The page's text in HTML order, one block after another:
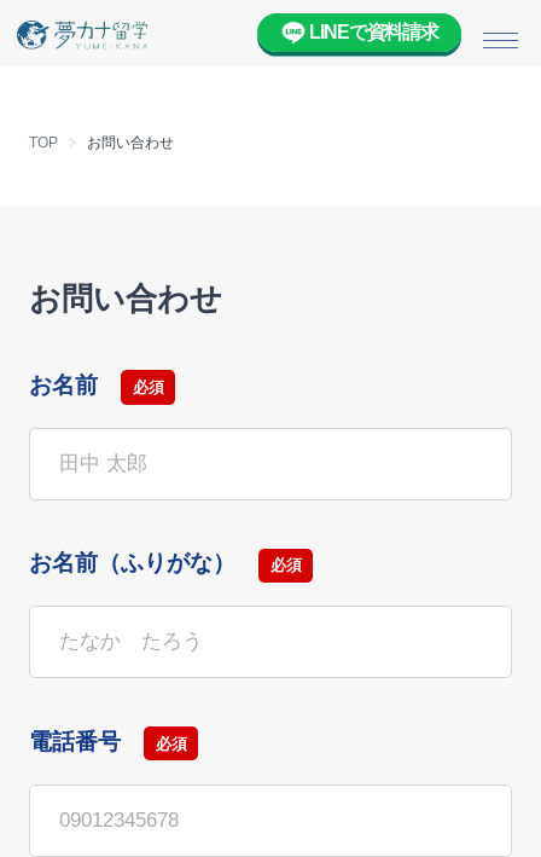
メ
LINEで資料請求
TOP お問い合わせ
お問い合わせ
お名前 必須
お名前（ふりがな） 必須
電話番号 必須